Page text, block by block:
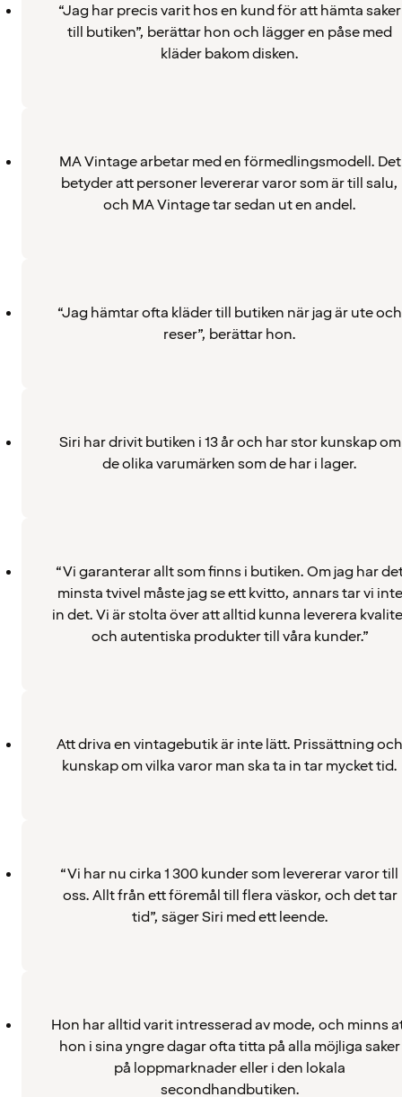
“Jag har precis varit hos en kund för att hämta saker
till butiken”, berättar hon och lägger en påse med
kläder bakom disken.
MA Vintage arbetar med en förmedlingsmodell. Det
betyder att personer levererar varor som är till salu,
och MA Vintage tar sedan ut en andel.
“Jag hämtar ofta kläder till butiken när jag är ute och
reser”, berättar hon.
Siri har drivit butiken i 13 år och har stor kunskap om
de olika varumärken som de har i lager.
“Vi garanterar allt som finns i butiken. Om jag har
minsta tvivel måste jag se ett kvitto, annars tar vi inte
in det. Vi är stolta över att alltid kunna leverera
och autentiska produkter till våra kunder.”
Att driva en vintagebutik är inte lätt. Prissättning och
kunskap om vilka varor man ska ta in tar mycket tid.
“Vi har nu cirka 1 300 kunder som levererar varor till
oss. Allt från ett föremål till flera väskor, och det tar
tid”, säger Siri med ett leende.
Hon har alltid varit intresserad av mode, och minns
hon i sina yngre dagar ofta titta på alla möjliga saker
på loppmarknader eller i den lokala
secondhandbutiken.